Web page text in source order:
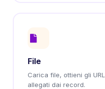
File
Carica file, ottieni gli
allegati dai record.